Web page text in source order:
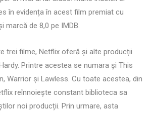
în evidența în acest film premiat cu
marcă de 8,0 pe IMDB.
trei filme, Netflix oferă și alte producții
Printre acestea se numara și This
Warrior și Lawless. Cu toate acestea, din
reînnoiește constant biblioteca sa
noi producții. Prin urmare, asta